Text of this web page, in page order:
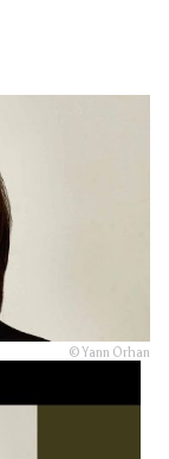
© Yann Orhan